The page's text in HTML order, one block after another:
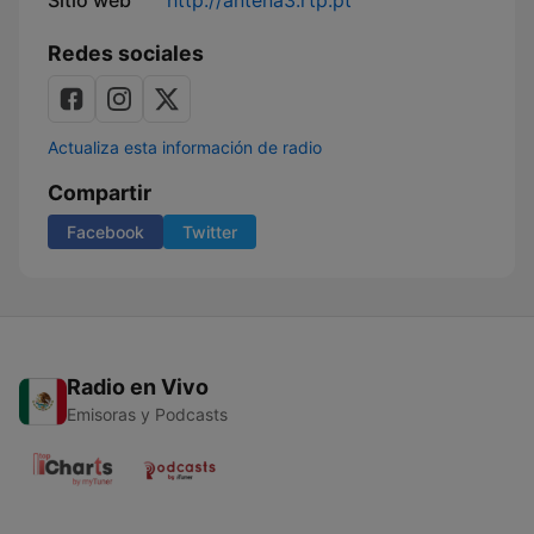
Redes sociales
Actualiza esta información de radio
Compartir
Facebook Twitter
Radio en Vivo
Emisoras y Podcasts